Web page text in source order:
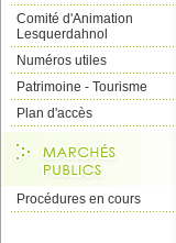
Comité d'Animation
Lesquerdahnol
Numéros utiles
Patrimoine - Tourisme
Plan d'accès
Procédures en cours